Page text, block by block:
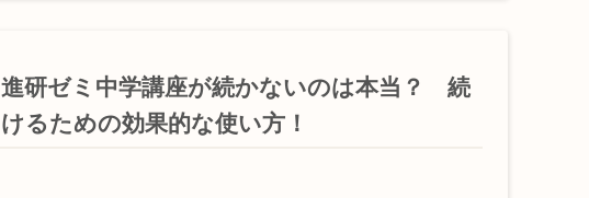
進研ゼミ中学講座が続かないのは本当？ 続
けるための効果的な使い方！